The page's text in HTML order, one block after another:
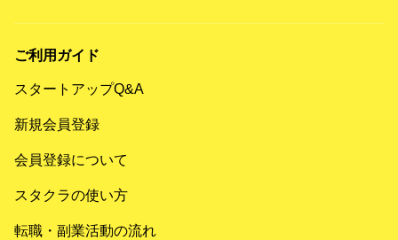
ご利用ガイド
スタートアップQ&A
新規会員登録
会員登録について
スタクラの使い方
転職・副業活動の流れ